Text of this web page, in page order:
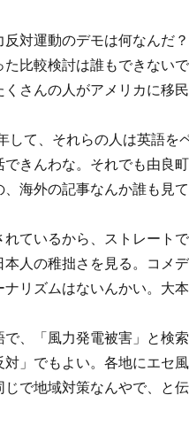
反対運動のデモは何なんだ
た比較検討は誰もできない
くさんの人がアメリカに移
して、それらの人は英語を
できんわな。それでも由良
、海外の記事なんか誰も見
れているから、ストレート
本人の稚拙さを見る。コメ
ナリズムはないんかい。大
で、「風力発電被害」と検
対」でもよい。各地にエ
じで地域対策なんやで、と